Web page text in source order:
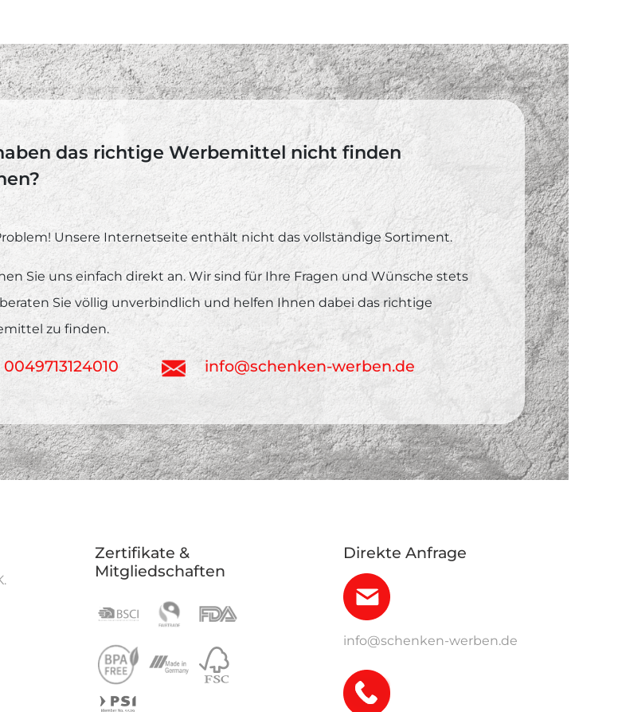
das richtige Werbemittel nicht finden
Unsere Internetseite enthält nicht das vollständige Sortiment.
Sie uns einfach direkt an. Wir sind für Ihre Fragen und Wünsche stets
Sie völlig unverbindlich und helfen Ihnen dabei das richtige
zu finden.
0049713124010 info@schenken-werben.de
Zertifikate &
Mitgliedschaften
Direkte Anfrage
info@schenken-werben.de